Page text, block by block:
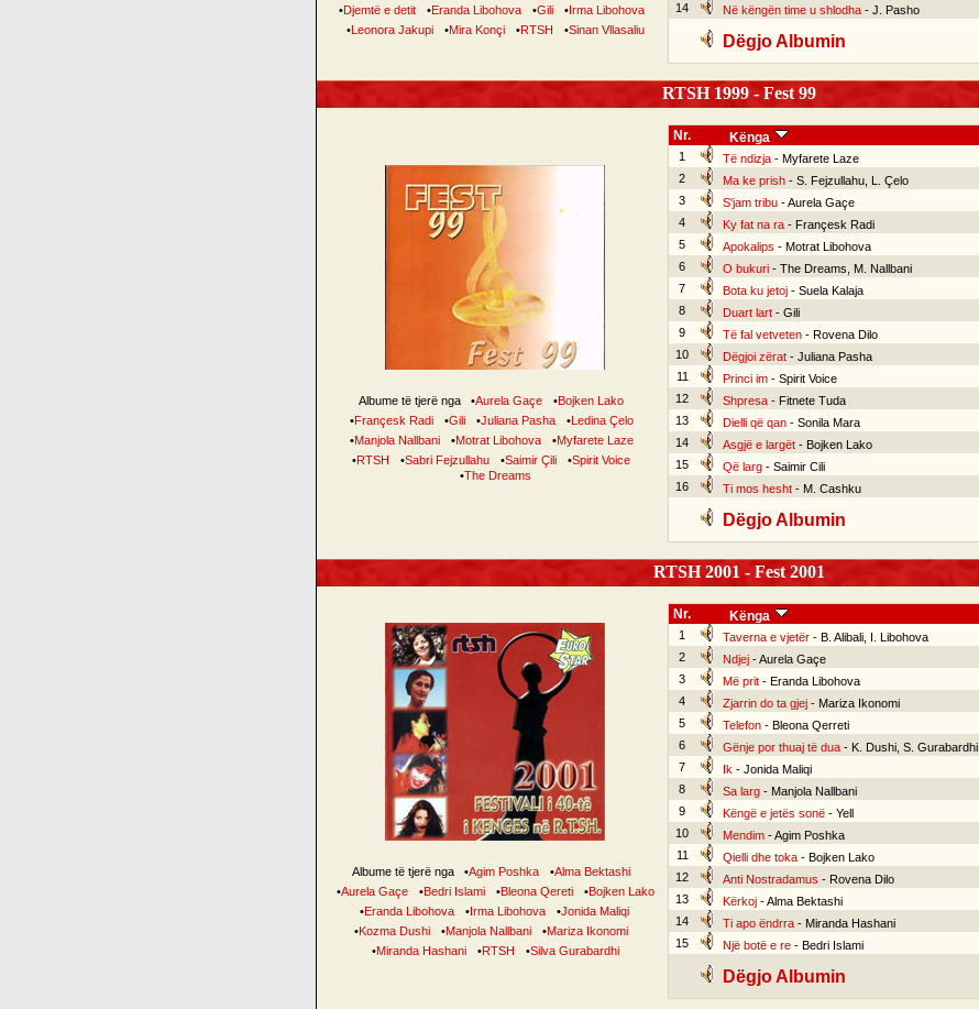
•Djemtë e detit •Eranda Libohova •Gili •Irma Libohova
•Leonora Jakupi •Mira Konçi •RTSH •Sinan Vllasaliu
14
Në këngën time u shlodha- J. Pasho
Dëgjo Albumin
RTSH 1999 - Fest 99
Albume të tjerë nga •Aurela Gaçe •Bojken Lako
•Françesk Radi •Gili •Juliana Pasha •Ledina Çelo
•Manjola Nallbani •Motrat Libohova •Myfarete Laze
•RTSH •Sabri Fejzullahu •Saimir Çili •Spirit Voice
•The Dreams
Nr. Kënga
1 Të ndizja- Myfarete Laze
2
Ma ke prish- S. Fejzullahu, L. Çelo
3
S'jam tribu- Aurela Gaçe
4
Ky fat na ra- Françesk Radi
5
Apokalips - Motrat Libohova
6
O bukuri- The Dreams, M. Nallbani
7
Bota ku jetoj- Suela Kalaja
8
Duart lart- Gili
9
Të fal vetveten- Rovena Dilo
10
Dëgjoi zërat- Juliana Pasha
11
Princi im- Spirit Voice
12
Shpresa- Fitnete Tuda
13
Dielli që qan- Sonila Mara
14
Asgjë e largët- Bojken Lako
15
Që larg- Saimir Cili
16
Ti mos hesht- M. Cashku
Dëgjo Albumin
RTSH 2001 - Fest 2001
Albume të tjerë nga •Agim Poshka •Alma Bektashi
•Aurela Gaçe •Bedri Islami •Bleona Qereti •Bojken Lako
•Eranda Libohova •Irma Libohova •Jonida Maliqi
•Kozma Dushi •Manjola Nallbani •Mariza Ikonomi
•Miranda Hashani •RTSH •Silva Gurabardhi
Nr. Kënga
1 Taverna e vjetër- B. Alibali, I. Libohova
2
Ndjej- Aurela Gaçe
3
Më prit- Eranda Libohova
4
Zjarrin do ta gjej- Mariza Ikonomi
5
Telefon- Bleona Qerreti
6
Gënje por thuaj të dua- K. Dushi, S. Gurabardhi
7
Ik - Jonida Maliqi
8
Sa larg- Manjola Nallbani
9
Këngë e jetës sonë- Yell
10
Mendim- Agim Poshka
11
Qielli dhe toka- Bojken Lako
12
Anti Nostradamus - Rovena Dilo
13
Kërkoj- Alma Bektashi
14
Ti apo ëndrra- Miranda Hashani
15
Një botë e re- Bedri Islami
Dëgjo Albumin